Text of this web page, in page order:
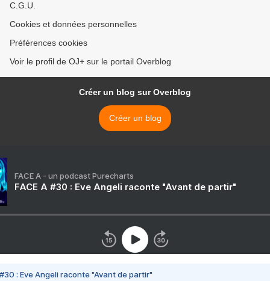
C.G.U.
Cookies et données personnelles
Préférences cookies
Voir le profil de OJ+ sur le portail Overblog
Créer un blog sur Overblog
Créer un blog
FACE A - un podcast Purecharts
FACE A #30 : Eve Angeli raconte "Avant de partir"
#30 : Eve Angeli raconte "Avant de partir"